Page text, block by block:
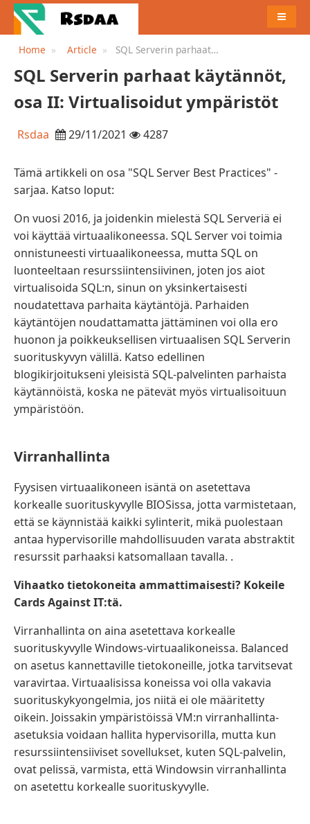
MENU
Home Article
SQL Serverin parhaat
Virtualisoidut ympäristöt
SQL Serverin parhaat käytännöt,
osa II: Virtualisoidut ympäristöt
Rsdaa 29/11/2021 4287
Tämä artikkeli on osa "SQL Server Best Practices" -
sarjaa. Katso loput:
On vuosi 2016, ja joidenkin mielestä SQL Serveriä ei
voi käyttää virtuaalikoneessa. SQL Server voi toimia
onnistuneesti virtuaalikoneessa, mutta SQL on
luonteeltaan resurssiintensiivinen, joten jos aiot
virtualisoida SQL:n, sinun on yksinkertaisesti
noudatettava parhaita käytäntöjä. Parhaiden
käytäntöjen noudattamatta jättäminen voi olla ero
huonon ja poikkeuksellisen virtuaalisen SQL Serverin
suorituskyvyn välillä. Katso edellinen
blogikirjoitukseni yleisistä SQL-palvelinten parhaista
käytännöistä, koska ne pätevät myös virtualisoituun
ympäristöön.
Virranhallinta
Fyysisen virtuaalikoneen isäntä on asetettava
korkealle suorituskyvylle BIOSissa, jotta varmistetaan,
että se käynnistää kaikki sylinterit, mikä puolestaan ​​
antaa hypervisorille mahdollisuuden varata abstraktit
resurssit parhaaksi katsomallaan tavalla. .
Vihaatko tietokoneita ammattimaisesti? Kokeile
Cards Against IT:tä.
Virranhallinta on aina asetettava korkealle
suorituskyvylle Windows-virtuaalikoneissa. Balanced
on asetus kannettaville tietokoneille, jotka tarvitsevat
varavirtaa. Virtuaalisissa koneissa voi olla vakavia
suorituskykyongelmia, jos niitä ei ole määritetty
oikein. Joissakin ympäristöissä VM:n virranhallinta-
asetuksia voidaan hallita hypervisorilla, mutta kun
resurssiintensiiviset sovellukset, kuten SQL-palvelin,
ovat pelissä, varmista, että Windowsin virranhallinta
on asetettu korkealle suorituskyvylle.